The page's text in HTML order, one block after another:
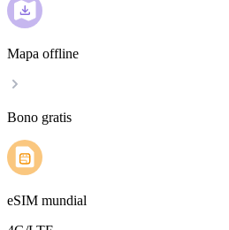
Mapa offline
Bono gratis
eSIM mundial